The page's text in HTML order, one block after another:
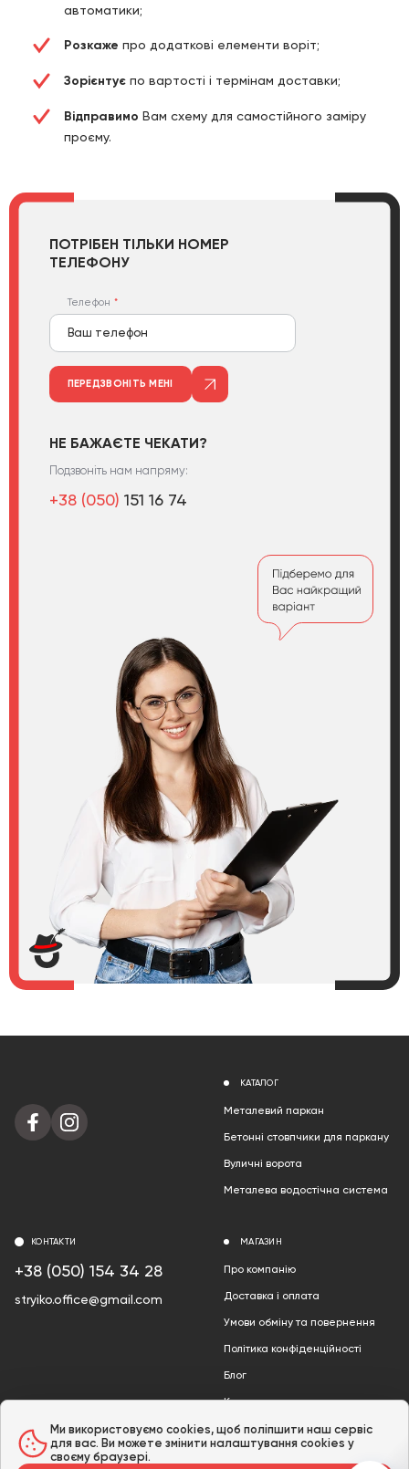
автоматики;
Розкаже про додаткові елементи воріт;
Зорієнтує по вартості і термінам доставки;
Відправимо Вам схему для самостійного заміру
проєму.
ПОТРІБЕН ТІЛЬКИ НОМЕР
ТЕЛЕФОНУ
Телефон
ПЕРЕДЗВОНІТЬ МЕНІ
НЕ БАЖАЄТЕ ЧЕКАТИ?
Подзвоніть нам напряму:
+38 (050) 151 16 74
КАТАЛОГ
Металевий паркан
Бетонні стовпчики для паркану
Вуличні ворота
Металева водостічна система
МАГАЗИН
Про компанію
Доставка і оплата
Умови обміну та повернення
Політика конфіденційності
Блог
Контакти
Акції
КОНТАКТИ
+38 (050) 154 34 28
stryiko.office@gmail.com
Ми використовуємо cookies, щоб поліпшити наш сервіс
для вас. Ви можете змінити налаштування cookies у
своєму браузері.